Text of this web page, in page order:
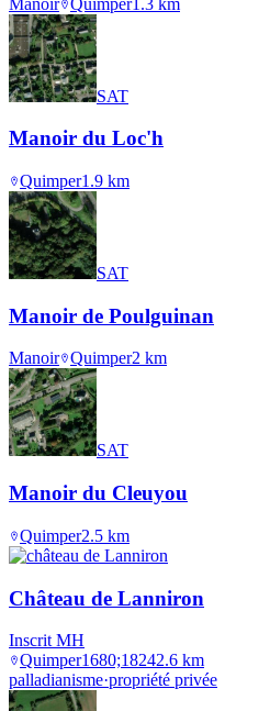
SAT
Manoir du Loc'h
Quimper1.9 km
SAT
Manoir de Poulguinan
Manoir Quimper2 km
SAT
Manoir du Cleuyou
Quimper2.5 km
Château de Lanniron
Inscrit MH
Quimper1680;18242.6 km
palladianisme·propriété privée